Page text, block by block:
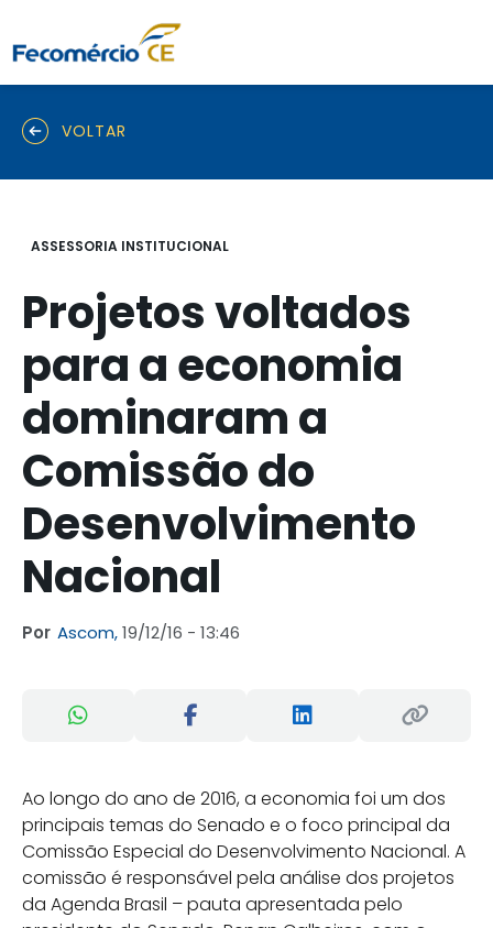
VOLTAR
ASSESSORIA INSTITUCIONAL
Projetos voltados
para a economia
dominaram a
Comissão do
Desenvolvimento
Nacional
Por Ascom,19/12/16 - 13:46
Ao longo do ano de 2016, a economia foi um dos
principais temas do Senado e o foco principal da
Comissão Especial do Desenvolvimento Nacional. A
comissão é responsável pela análise dos projetos
da Agenda Brasil – pauta apresentada pelo